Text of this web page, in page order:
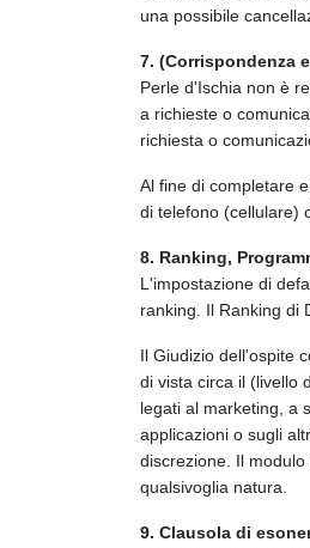
una possibile
7. (Corrispondenza
Perle d'Ischia non è
a richieste o
richiesta o
Al fine di completare
di telefono (cellulare)
8. Ranking,
L'impostazione di
ranking. Il Ranking di
Il Giudizio dell'ospite
di vista circa il (livello
legati al marketing, a
applicazioni o sugli
discrezione. Il
qualsivoglia natura.
9. Clausola di